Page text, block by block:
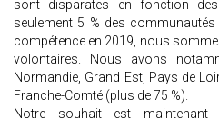
sont disparates en fonction
seulement 5 % des
compétence en 2019, nous
volontaires. Nous avons
Normandie, Grand Est, Pays de
Franche-Comté (plus de 75 %).
Notre souhait est maintenant